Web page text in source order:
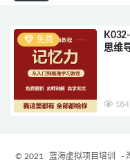
免费
思维
184
© 2021 蓝海虚拟项目培训 -